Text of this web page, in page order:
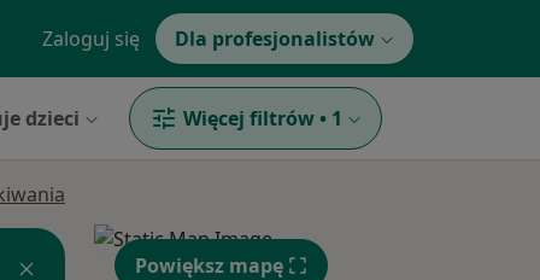
Zaloguj się Dla profesjonalistów
dzieci Więcej filtrów • 1
Powiększ mapę